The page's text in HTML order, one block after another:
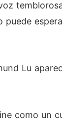
Lu
como un